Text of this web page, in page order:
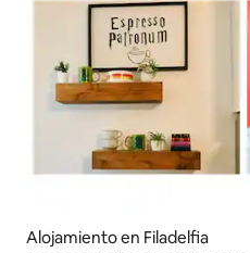
Alojamiento en Filadelfia